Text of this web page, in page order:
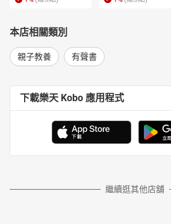
本店相關類別
親子教養 有聲書
下載樂天 Kobo 應用程式
繼續逛其他店舖